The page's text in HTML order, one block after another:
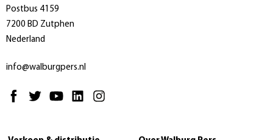
Postbus 4159
7200 BD Zutphen
Nederland
info@walburgpers.nl